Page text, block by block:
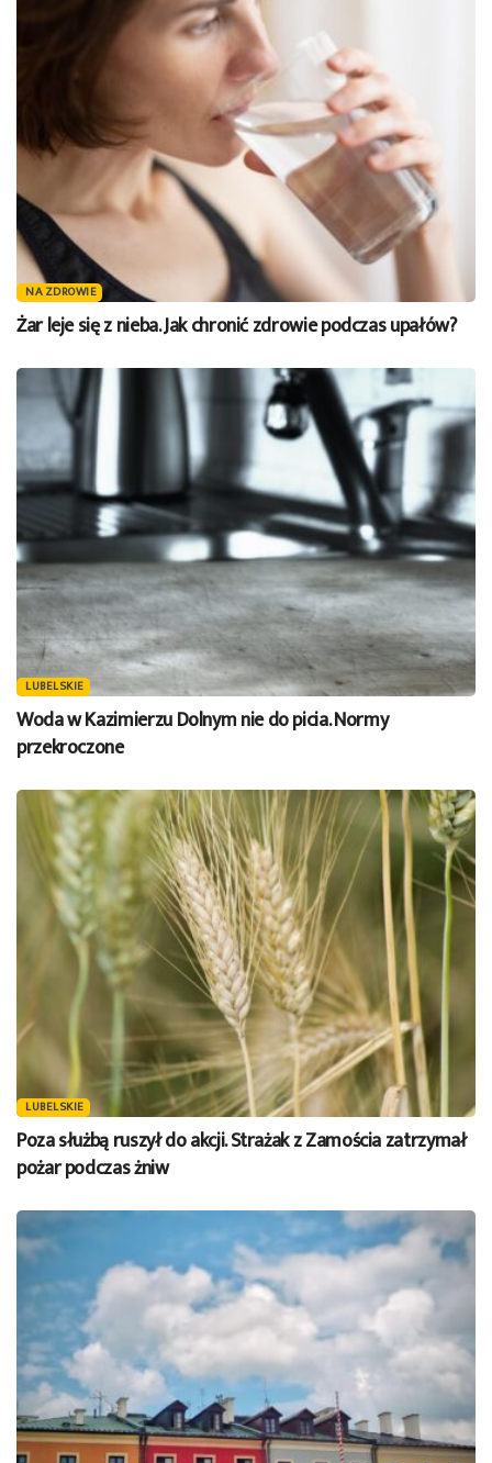
NA ZDROWIE
Żar leje się z nieba. Jak chronić zdrowie podczas upałów?
LUBELSKIE
Woda w Kazimierzu Dolnym nie do picia. Normy
przekroczone
LUBELSKIE
Poza służbą ruszył do akcji. Strażak z Zamościa zatrzymał
pożar podczas żniw